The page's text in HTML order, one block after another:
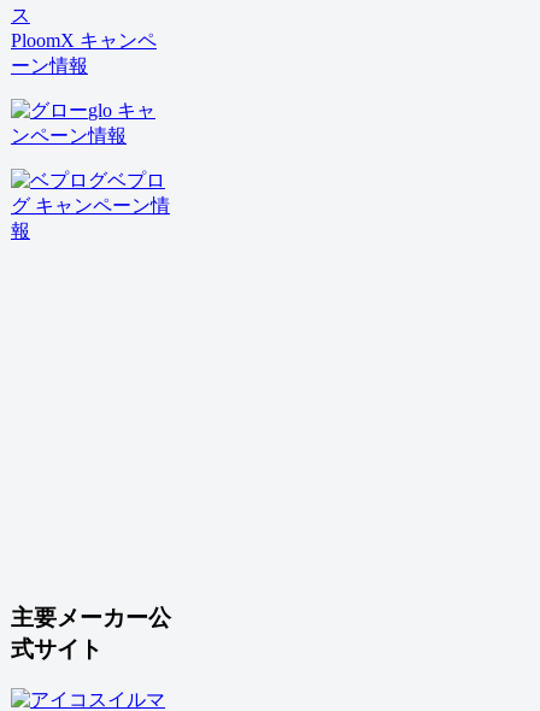
PloomX キャンペ
ーン情報
glo キャ
ンペーン情報
ベプロ
グ キャンペーン情
報
主要メーカー公
式サイト